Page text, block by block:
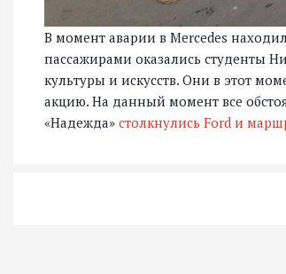
В момент аварии в Mercedes
пассажирами оказались студенты
культуры и искусств. Они в этот
акцию. На данный момент все
«Надежда» столкнулись Ford и